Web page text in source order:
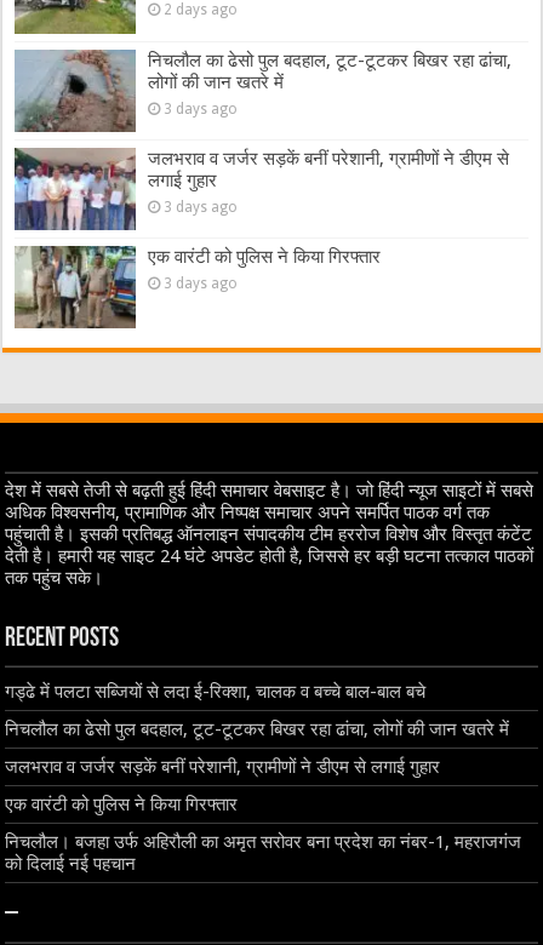
2 days ago
निचलौल का ढेसो पुल बदहाल, टूट-टूटकर बिखर रहा ढांचा,
लोगों की जान खतरे में
3 days ago
जलभराव व जर्जर सड़कें बनीं परेशानी, ग्रामीणों ने डीएम से
लगाई गुहार
3 days ago
एक वारंटी को पुलिस ने किया गिरफ्तार
3 days ago
देश में सबसे तेजी से बढ़ती हुई हिंदी समाचार वेबसाइट है। जो हिंदी न्यूज साइटों में सबसे
अधिक विश्वसनीय, प्रामाणिक और निष्पक्ष समाचार अपने समर्पित पाठक वर्ग तक
पहुंचाती है। इसकी प्रतिबद्ध ऑनलाइन संपादकीय टीम हररोज विशेष और विस्तृत कंटेंट
देती है। हमारी यह साइट 24 घंटे अपडेट होती है, जिससे हर बड़ी घटना तत्काल पाठकों
तक पहुंच सके।
Recent Posts
गड्ढे में पलटा सब्जियों से लदा ई-रिक्शा, चालक व बच्चे बाल-बाल बचे
निचलौल का ढेसो पुल बदहाल, टूट-टूटकर बिखर रहा ढांचा, लोगों की जान खतरे में
जलभराव व जर्जर सड़कें बनीं परेशानी, ग्रामीणों ने डीएम से लगाई गुहार
एक वारंटी को पुलिस ने किया गिरफ्तार
निचलौल। बजहा उर्फ अहिरौली का अमृत सरोवर बना प्रदेश का नंबर-1, महराजगंज
को दिलाई नई पहचान
–